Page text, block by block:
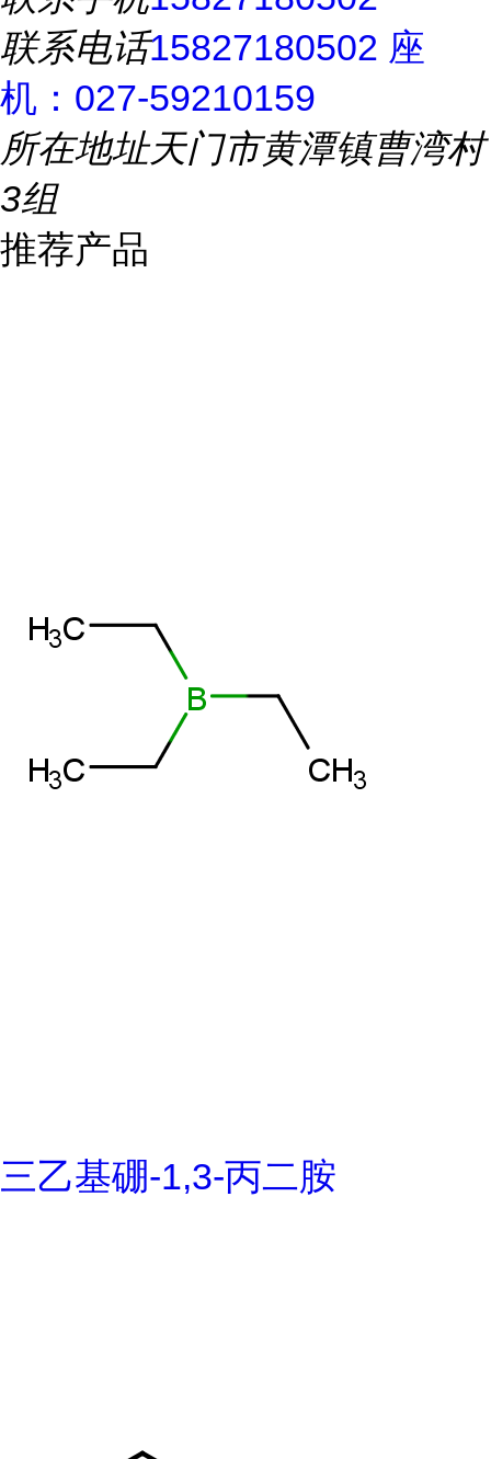
联系电话15827180502 座
机：027-59210159
所在地址天门市黄潭镇曹湾村
3组
推荐产品
三乙基硼-1,3-丙二胺